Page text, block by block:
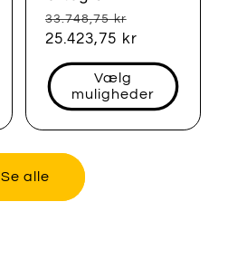
Normalpris
33.748,75 kr
25.423,75 kr
Vælg
muligheder
Se alle